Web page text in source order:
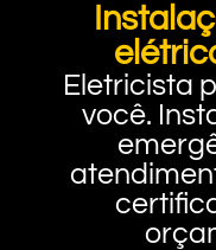
Eletricista
você.